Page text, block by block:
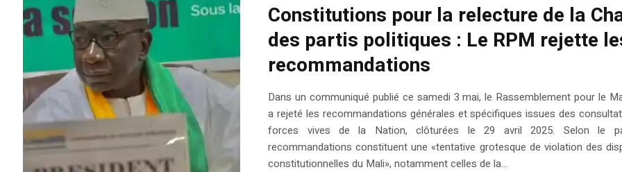
Constitutions pour la relecture de la
des partis politiques : Le RPM rejette
recommandations
Dans un communiqué publié ce samedi 3 mai, le Rassemblement pour le
a rejeté les recommandations générales et spécifiques issues des
forces vives de la Nation, clôturées le 29 avril 2025. Selon le
recommandations constituent une «tentative grotesque de violation des
constitutionnelles du Mali», notamment celles de la...